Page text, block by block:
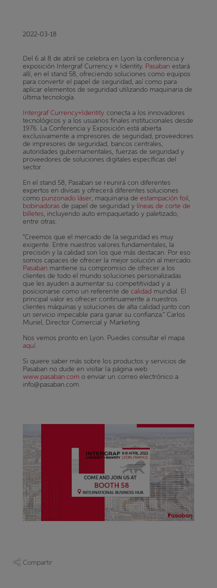
2022-03-18
Del 6 al 8 de abril se celebra en Lyon la conferencia y
exposición Intergraf Currency + Identity. Pasaban estará
allí, en el stand 58, ofreciendo soluciones como equipos
para convertir el papel de seguridad, así como para
aplicar elementos de seguridad utilizando maquinaria de
última tecnología.
Intergraf Currency+Identity conecta a los innovadores
tecnológicos y a los usuarios finales institucionales desde
1976. La Conferencia y Exposición está abierta
exclusivamente a impresores de seguridad, proveedores
de impresores de seguridad, bancos centrales,
autoridades gubernamentales, fuerzas de seguridad y
proveedores de soluciones digitales específicas del
sector.
En el stand 58, Pasaban se reunirá con diferentes
expertos en divisas y ofrecerá diferentes soluciones
como punzonado láser, maquinaria de estampación foil,
bobinadoras de papel de seguridad y líneas de corte de
billetes, incluyendo auto empaquetado y paletizado,
entre otras.
"Creemos que el mercado de la seguridad es muy
exigente. Entre nuestros valores fundamentales, la
precisión y la calidad son los que más destacan. Por eso
somos capaces de ofrecer la mejor solución al mercado.
Pasaban mantiene su compromiso de ofrecer a los
clientes de todo el mundo soluciones personalizadas
que les ayuden a aumentar su competitividad y a
posicionarse como un referente de calidadmundial. El
principal valor es ofrecer continuamente a nuestros
clientes máquinas y soluciones de alta calidad junto con
un servicio impecable para ganar su confianza." Carlos
Muriel, Director Comercial y Marketing.
Nos vemos pronto en Lyon. Puedes consultar el mapa
aquí.
Si quiere saber más sobre los productos y servicios de
Pasaban no dude en visitar la página web
www.pasaban.com o enviar un correo electrónico a
info@pasaban.com.
Compartir